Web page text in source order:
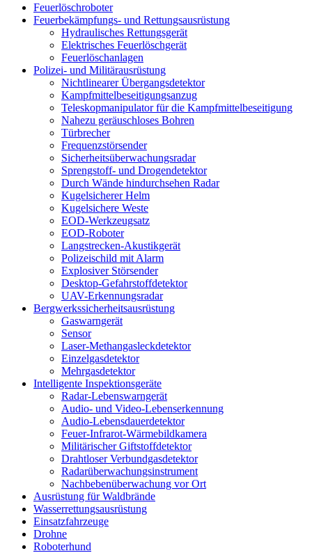
Feuerlöschroboter
Feuerbekämpfungs- und Rettungsausrüstung
Hydraulisches Rettungsgerät
Elektrisches Feuerlöschgerät
Feuerlöschanlagen
Polizei- und Militärausrüstung
Nichtlinearer Übergangsdetektor
Kampfmittelbeseitigungsanzug
Teleskopmanipulator für die Kampfmittelbeseitigung
Nahezu geräuschloses Bohren
Türbrecher
Frequenzstörsender
Sicherheitsüberwachungsradar
Sprengstoff- und Drogendetektor
Durch Wände hindurchsehen Radar
Kugelsicherer Helm
Kugelsichere Weste
EOD-Werkzeugsatz
EOD-Roboter
Langstrecken-Akustikgerät
Polizeischild mit Alarm
Explosiver Störsender
Desktop-Gefahrstoffdetektor
UAV-Erkennungsradar
Bergwerkssicherheitsausrüstung
Gaswarngerät
Sensor
Laser-Methangasleckdetektor
Einzelgasdetektor
Mehrgasdetektor
Intelligente Inspektionsgeräte
Radar-Lebenswarngerät
Audio- und Video-Lebenserkennung
Audio-Lebensdauerdetektor
Feuer-Infrarot-Wärmebildkamera
Militärischer Giftstoffdetektor
Drahtloser Verbundgasdetektor
Radarüberwachungsinstrument
Nachbebenüberwachung vor Ort
Ausrüstung für Waldbrände
Wasserrettungsausrüstung
Einsatzfahrzeuge
Drohne
Roboterhund